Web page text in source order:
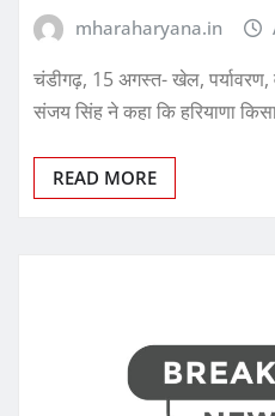
mharaharyana.in
चंडीगढ़, 15 अगस्त- खेल, पर्यावरण,
संजय सिंह ने कहा कि हरियाणा
READ MORE